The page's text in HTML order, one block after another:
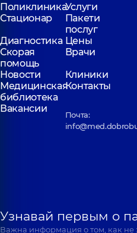
ПоликлиникаУслуги
Стационар
Пакети
послуг
Диагностика Цены
Скорая
помощь
Врачи
Новости
Клиники
Медицинская
библиотека
Контакты
Вакансии
Почта:
Узнавай первым о
Важна информация о том, как не